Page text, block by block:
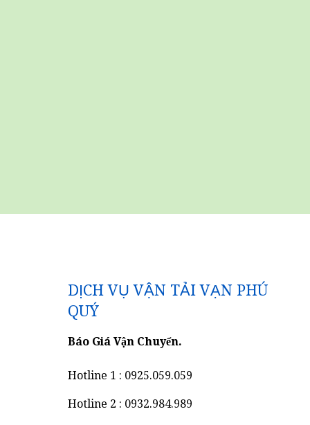
DỊCH VỤ VẬN TẢI VẠN PHÚ
QUÝ
Báo Giá Vận Chuyển.
Hotline 1 : 0925.059.059
Hotline 2 : 0932.984.989